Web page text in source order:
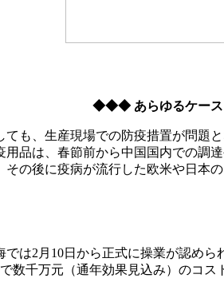
◆◆◆ あらゆるケー
も、生産現場での防疫措置が問
品は、春節前から中国国内での
の後に疫病が流行した欧米や日本
は2月10日から正式に操業が認め
数千万元（通年効果見込み）のコ